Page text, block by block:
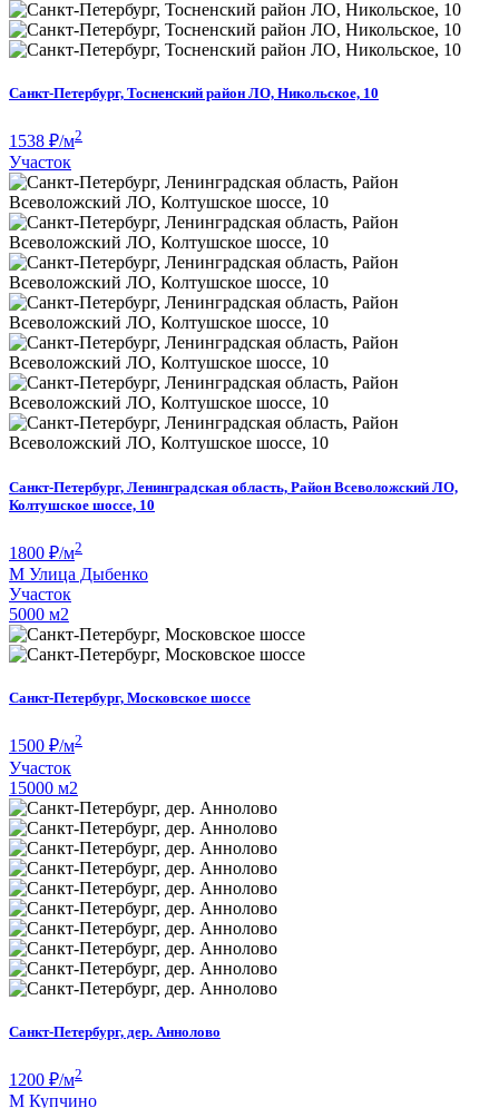
Санкт-Петербург, Тосненский район ЛО, Никольское, 10
1538 ₽/м2
Участок
Санкт-Петербург, Ленинградская область, Район Всеволожский ЛО,
Колтушское шоссе, 10
1800 ₽/м2
М Улица Дыбенко
Участок
5000 м2
Санкт-Петербург, Московское шоссе
1500 ₽/м2
Участок
15000 м2
Санкт-Петербург, дер. Аннолово
1200 ₽/м2
М Купчино